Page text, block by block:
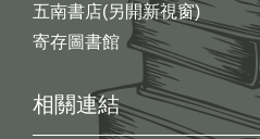
五南書店(另開新視窗)
寄存圖書館
相關連結